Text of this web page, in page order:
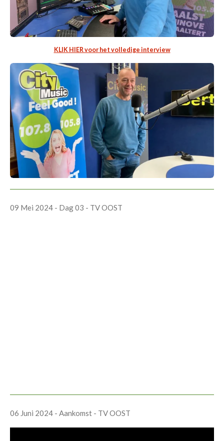
KLIK HIER voor het volledige interview
09 Mei 2024 - Dag 03 - TV OOST
06 Juni 2024 - Aankomst - TV OOST